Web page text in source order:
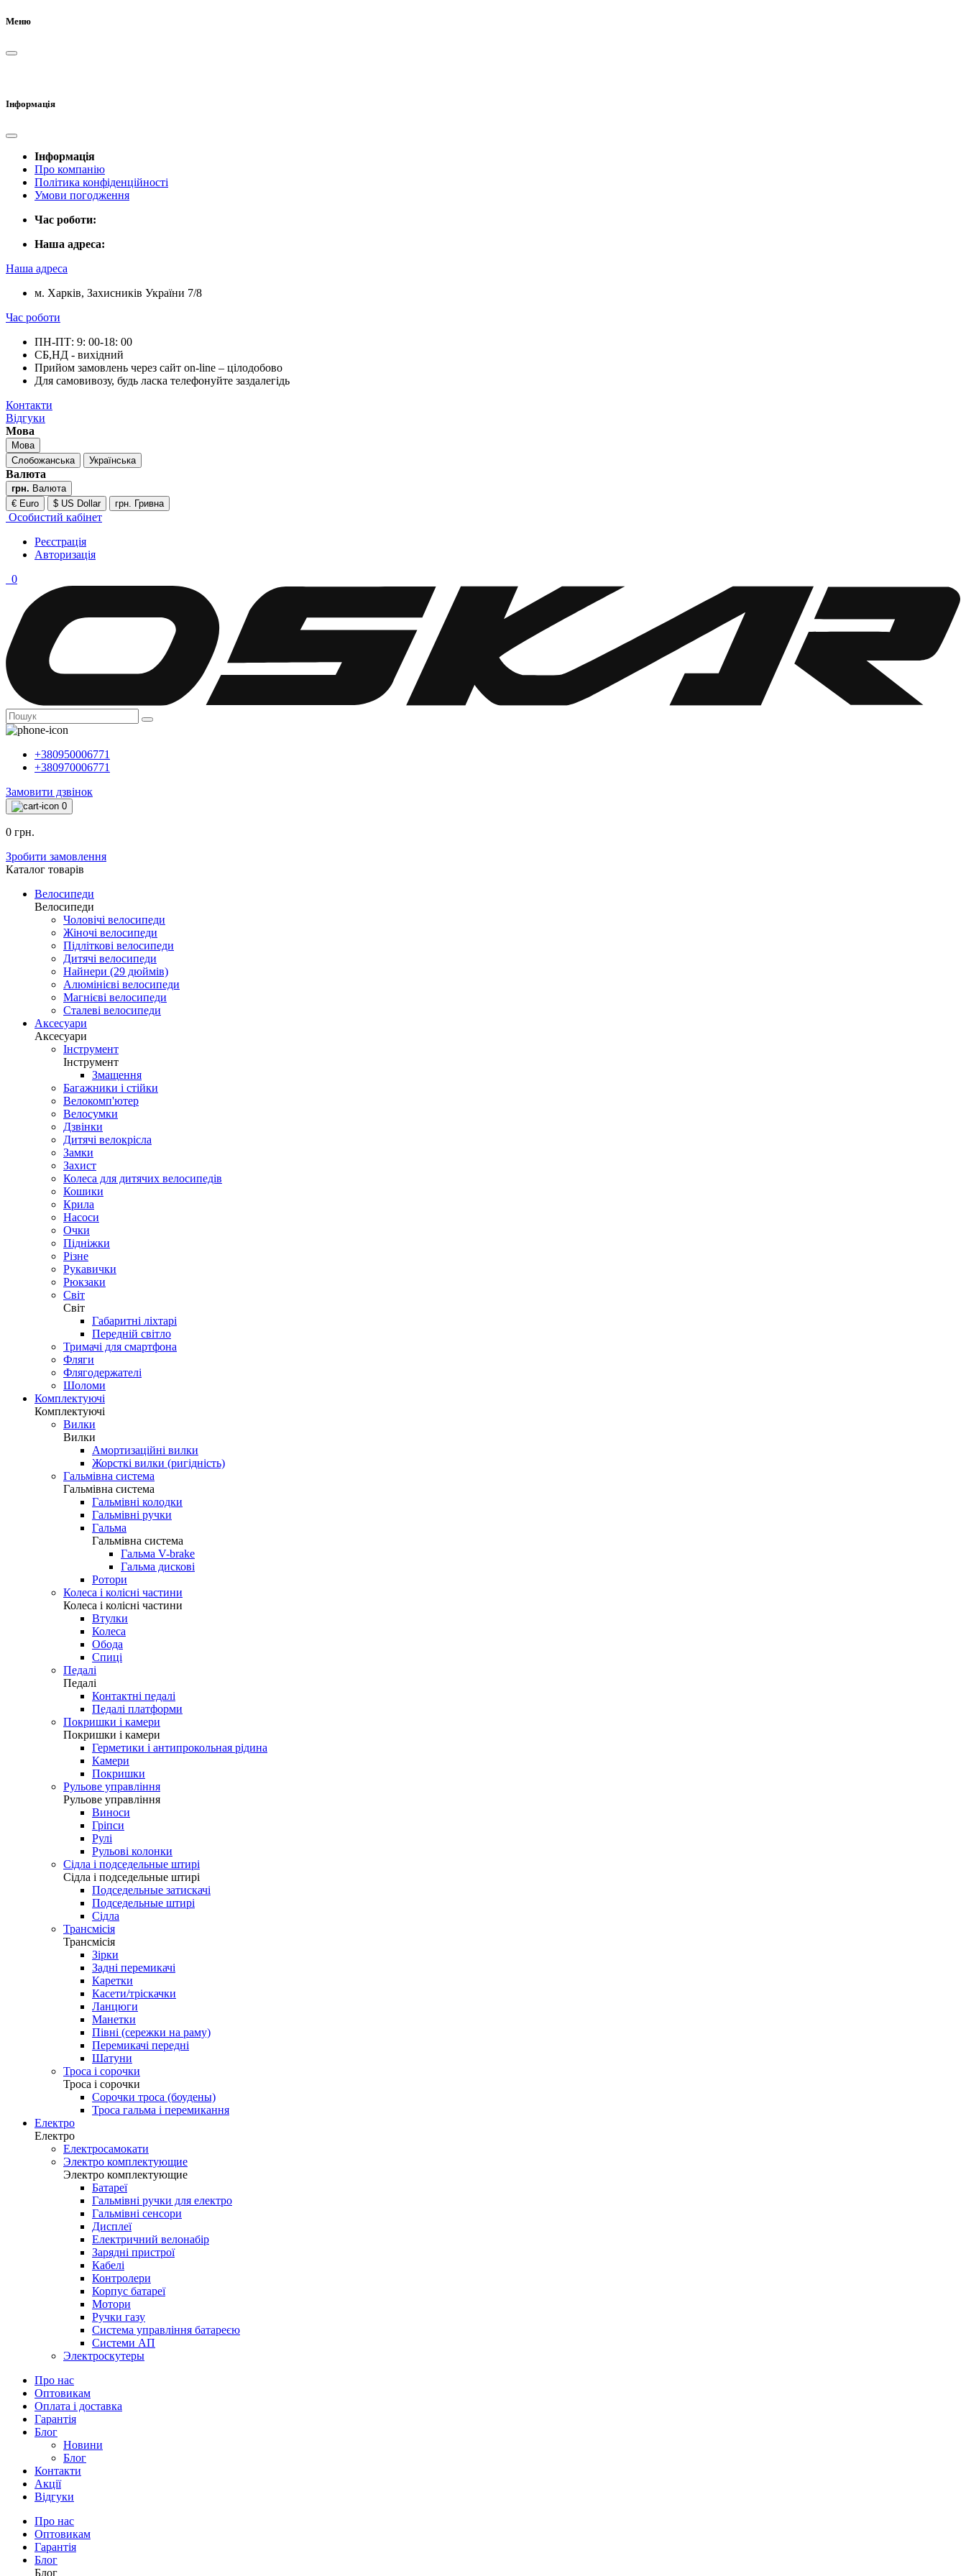
Меню
Інформація
Інформація
Про компанію
Політика конфіденційності
Умови погодження
Час роботи:
Наша адреса:
Наша адреса
м. Харків, Захисників України 7/8
Час роботи
ПН-ПТ: 9: 00-18: 00
СБ,НД - вихідний
Прийом замовлень через сайт on-line – цілодобово
Для самовивозу, будь ласка телефонуйте заздалегідь
Контакти
Відгуки
Мова
Мова
Слобожанська
Українська
Валюта
грн. Валюта
€ Euro
$ US Dollar грн. Гривна
Особистий кабінет
Реєстрація
Авторизація
0
+380950006771
+380970006771
Замовити дзвінок
0
0 грн.
Зробити замовлення
Каталог товарiв
Велосипеди
Велосипеди
Чоловічі велосипеди
Жіночі велосипеди
Підліткові велосипеди
Дитячі велосипеди
Найнери (29 дюймів)
Алюмінієві велосипеди
Магнієві велосипеди
Сталеві велосипеди
Аксесуари
Аксесуари
Інструмент
Інструмент
Змащення
Багажники і стійки
Велокомп'ютер
Велосумки
Дзвінки
Дитячі велокрісла
Замки
Захист
Колеса для дитячих велосипедів
Кошики
Крила
Насоси
Очки
Підніжки
Різне
Рукавички
Рюкзаки
Світ
Світ
Габаритні ліхтарі
Передній світло
Тримачі для смартфона
Фляги
Флягодержателі
Шоломи
Комплектуючі
Комплектуючі
Вилки
Вилки
Амортизаційні вилки
Жорсткі вилки (ригідність)
Гальмівна система
Гальмівна система
Гальмівні колодки
Гальмівні ручки
Гальма
Гальмівна система
Гальма V-brake
Гальма дискові
Ротори
Колеса і колісні частини
Колеса і колісні частини
Втулки
Колеса
Обода
Спиці
Педалі
Педалі
Контактні педалі
Педалі платформи
Покришки і камери
Покришки і камери
Герметики і антипрокольная рідина
Камери
Покришки
Рульове управління
Рульове управління
Виноси
Гріпси
Рулі
Рульові колонки
Сідла і подседельные штирі
Сідла і подседельные штирі
Подседельные затискачі
Подседельные штирі
Сідла
Трансмісія
Трансмісія
Зірки
Задні перемикачі
Каретки
Касети/тріскачки
Ланцюги
Манетки
Півні (сережки на раму)
Перемикачі передні
Шатуни
Троса і сорочки
Троса і сорочки
Сорочки троса (боудены)
Троса гальма і перемикання
Електро
Електро
Електросамокати
Электро комплектующие
Электро комплектующие
Батареї
Гальмівні ручки для електро
Гальмівні сенсори
Дисплеї
Електричний велонабір
Зарядні пристрої
Кабелі
Контролери
Корпус батареї
Мотори
Ручки газу
Система управління батареєю
Системи АП
Электроскутеры
Про нас
Оптовикам
Оплата і доставка
Гарантія
Блог
Новини
Блог
Контакти
Акції
Відгуки
Про нас
Оптовикам
Гарантія
Блог
Блог